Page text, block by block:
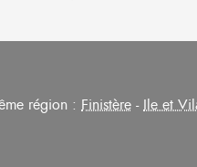
région : Finistère -Ile et